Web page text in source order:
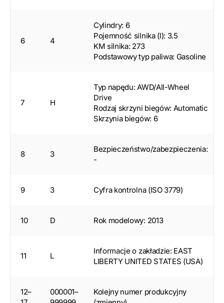
6 4
Cylindry: 6
Pojemność silnika (l): 3.5
KM silnika: 273
Podstawowy typ paliwa: Gasoline
7 H
Typ napędu: AWD/All-Wheel
Drive
Rodzaj skrzyni biegów: Automatic
Skrzynia biegów: 6
8 3
Bezpieczeństwo/zabezpieczenia:
-
9 3 Cyfra kontrolna (ISO 3779)
10 D Rok modelowy: 2013
11 L
Informacje o zakładzie: EAST
LIBERTY UNITED STATES (USA)
12–
000001–
Kolejny numer produkcyjny